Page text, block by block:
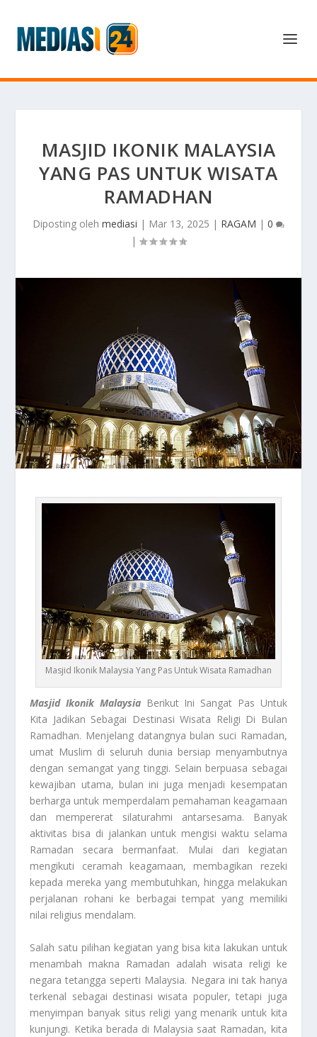
MASJID IKONIK MALAYSIA
YANG PAS UNTUK WISATA
RAMADHAN
Diposting oleh mediasi | Mar 13, 2025 | RAGAM | 0
|
Masjid Ikonik Malaysia Yang Pas Untuk Wisata Ramadhan
Masjid Ikonik MalaysiaBerikut Ini Sangat Pas Untuk
Kita Jadikan Sebagai Destinasi Wisata Religi Di Bulan
Ramadhan. Menjelang datangnya bulan suci Ramadan,
umat Muslim di seluruh dunia bersiap menyambutnya
dengan semangat yang tinggi. Selain berpuasa sebagai
kewajiban utama, bulan ini juga menjadi kesempatan
berharga untuk memperdalam pemahaman keagamaan
dan mempererat silaturahmi antarsesama. Banyak
aktivitas bisa di jalankan untuk mengisi waktu selama
Ramadan secara bermanfaat. Mulai dari kegiatan
mengikuti ceramah keagamaan, membagikan rezeki
kepada mereka yang membutuhkan, hingga melakukan
perjalanan rohani ke berbagai tempat yang memiliki
nilai religius mendalam.
Salah satu pilihan kegiatan yang bisa kita lakukan untuk
menambah makna Ramadan adalah wisata religi ke
negara tetangga seperti Malaysia. Negara ini tak hanya
terkenal sebagai destinasi wisata populer, tetapi juga
menyimpan banyak situs religi yang menarik untuk kita
kunjungi. Ketika berada di Malaysia saat Ramadan, kita